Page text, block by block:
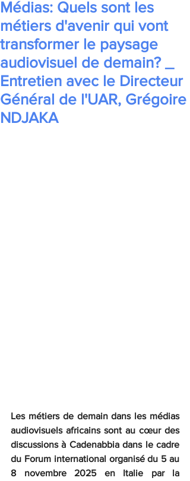
Médias: Quels sont les
métiers d'avenir qui vont
transformer le paysage
audiovisuel de demain? _
Entretien avec le Directeur
Général de l'UAR, Grégoire
NDJAKA
Les métiers de demain dans les médias
audiovisuels africains sont au cœur des
discussions à Cadenabbia dans le cadre
du Forum international organisé du 5 au
8 novembre 2025 en Italie par la